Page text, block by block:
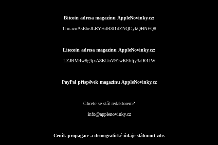
Bitcoin adresa magazínu AppleNovinky.cz:
1JmavnAsEbeJLRYHdB8t1dZNQCykQHNEQ8
Litecoin adresa magazínu AppleNovinky.cz:
LZJBM4w8g4jxA8KUoV91wKEbfjy3afR4LW
PayPal příspěvek magazínu AppleNovinky.cz
Chcete se stát redaktorem?
info@applenovinky.cz
Ceník propagace a demografické údaje stáhnout zde.